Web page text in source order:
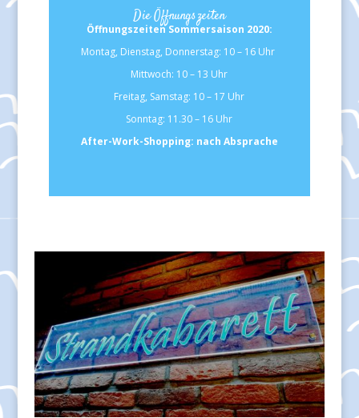
Die Öffnungszeiten
Öffnungszeiten Sommersaison 2020:
Montag, Dienstag, Donnerstag: 10 – 16 Uhr
Mittwoch: 10 – 13 Uhr
Freitag, Samstag: 10 – 17 Uhr
Sonntag: 11.30 – 16 Uhr
After-Work-Shopping: nach Absprache